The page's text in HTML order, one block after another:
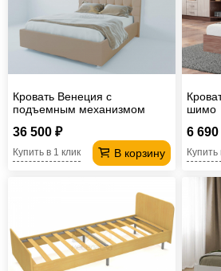
Кровать Венеция с
подъемным механизмом
36 500 ₽
В корзину
Купить в 1 клик
шимо
6 690
Купить